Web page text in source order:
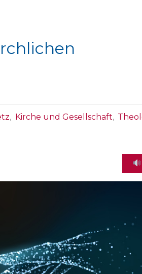
, Kirche und Gesellschaft,